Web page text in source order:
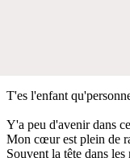
T'es l'enfant
Y'a peu d'avenir dans
Mon cœur est plein de
Souvent la tête dans